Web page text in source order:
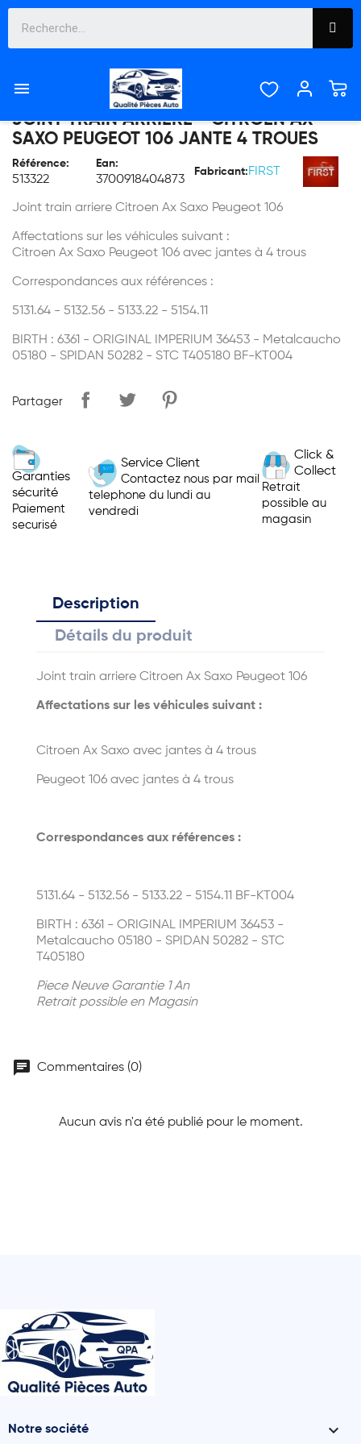

JOINT TRAIN ARRIERE - CITROEN AX
SAXO PEUGEOT 106 JANTE 4 TROUES
Référence:
513322
Ean:
3700918404873
Fabricant: FIRST
Joint train arriere Citroen Ax Saxo Peugeot 106
Affectations sur les véhicules suivant :
Citroen Ax Saxo Peugeot 106 avec jantes à 4 trous
Correspondances aux références :
5131.64 - 5132.56 - 5133.22 - 5154.11
BIRTH : 6361 - ORIGINAL IMPERIUM 36453 - Metalcaucho
05180 - SPIDAN 50282 - STC T405180 BF-KT004
Partager
Garanties
sécurité
Paiement
securisé
Service Client
Contactez nous par mail
telephone du lundi au
vendredi
Click &
Collect
Retrait
possible au
magasin
Description
Détails du produit
Joint train arriere Citroen Ax Saxo Peugeot 106
Affectations sur les véhicules suivant :
Citroen Ax Saxo avec jantes à 4 trous
Peugeot 106 avec jantes à 4 trous
Correspondances aux références :
5131.64 - 5132.56 - 5133.22 - 5154.11 BF-KT004
BIRTH : 6361 - ORIGINAL IMPERIUM 36453 -
Metalcaucho 05180 - SPIDAN 50282 - STC
T405180
Piece Neuve Garantie 1 An
Retrait possible en Magasin
chat Commentaires (0)
Aucun avis n'a été publié pour le moment.
Notre société 